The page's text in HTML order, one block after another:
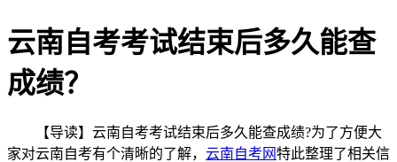
云南自考考试结束后多久能查
成绩？
【导读】云南自考考试结束后多久能查成绩?为了方便大
家对云南自考有个清晰的了解， 云南自考网特此整理了相关信